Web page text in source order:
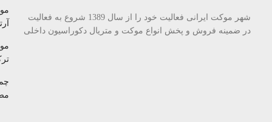
شهر موکت ایرانی فعالیت خود را از سال 1389 شروع به فعالیت
در ضمینه فروش و پخش انواع موکت و متریال دکوراسیون داخلی